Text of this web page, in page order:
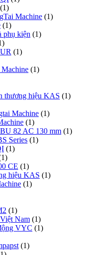
(1)
Machine (1)
(1)
phụ kiện (1)
(1)
(1)
thương hiệu KAS (1)
Machine (1)
(1)
82 AC 130 mm (1)
Series (1)
(1)
CE (1)
hiệu KAS (1)
(1)
(1)
Nam (1)
VYC (1)
(1)